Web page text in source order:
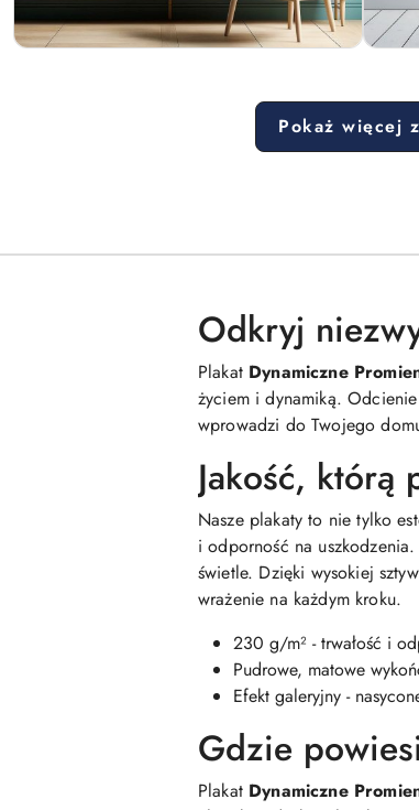
Pokaż więcej
Odkryj
Plakat Dynamiczne
życiem i dynamiką.
wprowadzi do Twojego
Jakość, którą
Nasze plakaty to nie tylko
i odporność na
świetle. Dzięki wysokiej
wrażenie na każdym kroku.
230 g/m² - trwałość i
Pudrowe, matowe
Efekt galeryjny -
Gdzie
Plakat Dynamiczne